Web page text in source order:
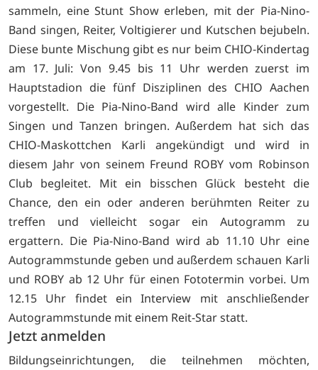
sammeln, eine Stunt Show erleben, mit der Pia-Nino-
Band singen, Reiter, Voltigierer und Kutschen bejubeln.
Diese bunte Mischung gibt es nur beim CHIO-Kindertag
am 17. Juli: Von 9.45 bis 11 Uhr werden zuerst im
Hauptstadion die fünf Disziplinen des CHIO Aachen
vorgestellt. Die Pia-Nino-Band wird alle Kinder zum
Singen und Tanzen bringen. Außerdem hat sich das
CHIO-Maskottchen Karli angekündigt und wird in
diesem Jahr von seinem Freund ROBY vom Robinson
Club begleitet. Mit ein bisschen Glück besteht die
Chance, den ein oder anderen berühmten Reiter zu
treffen und vielleicht sogar ein Autogramm zu
ergattern. Die Pia-Nino-Band wird ab 11.10 Uhr eine
Autogrammstunde geben und außerdem schauen Karli
und ROBY ab 12 Uhr für einen Fototermin vorbei. Um
12.15 Uhr findet ein Interview mit anschließender
Autogrammstunde mit einem Reit-Star statt.
Jetzt anmelden
Bildungseinrichtungen, die teilnehmen möchten,